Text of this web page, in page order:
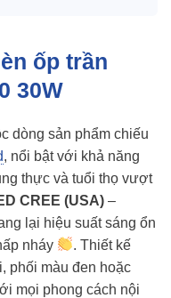
ốp trần
30W
dòng sản phẩm chiếu
, nổi bật với khả năng
thực và tuổi thọ vượt
CREE (USA) –
lại hiệu suất sáng ổn
nháy
. Thiết kế
phối màu đen hoặc
mọi phong cách nội